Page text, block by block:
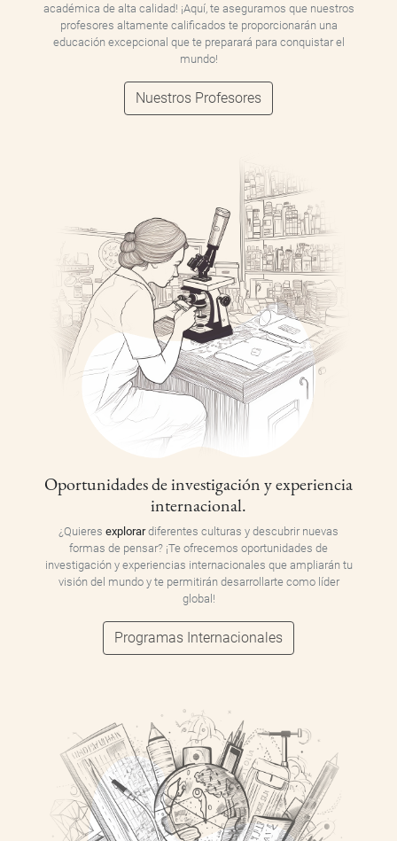
académica de alta calidad! ¡Aquí, te aseguramos que nuestros
profesores altamente calificados te proporcionarán una
educación excepcional que te preparará para conquistar el
mundo!
Nuestros Profesores
Oportunidades de investigación y experiencia
internacional.
¿Quieres explorardiferentes culturas y descubrir nuevas
formas de pensar? ¡Te ofrecemos oportunidades de
investigación y experiencias internacionales que ampliarán tu
visión del mundo y te permitirán desarrollarte como líder
global!
Programas Internacionales